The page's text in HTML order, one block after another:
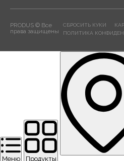
PRODUS © Все
права защищены
СБРОСИТЬ КУКИ
ПОЛИТИКА
Меню Продукты